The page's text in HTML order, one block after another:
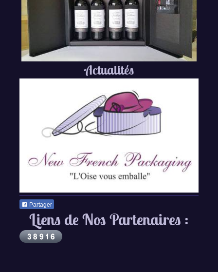
Actualités
Partager
Liens de Nos Partenaires :